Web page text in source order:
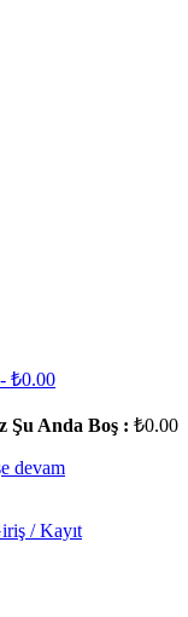
₺0.00
Şu Anda Boş : ₺0.00
devam
/ Kayıt